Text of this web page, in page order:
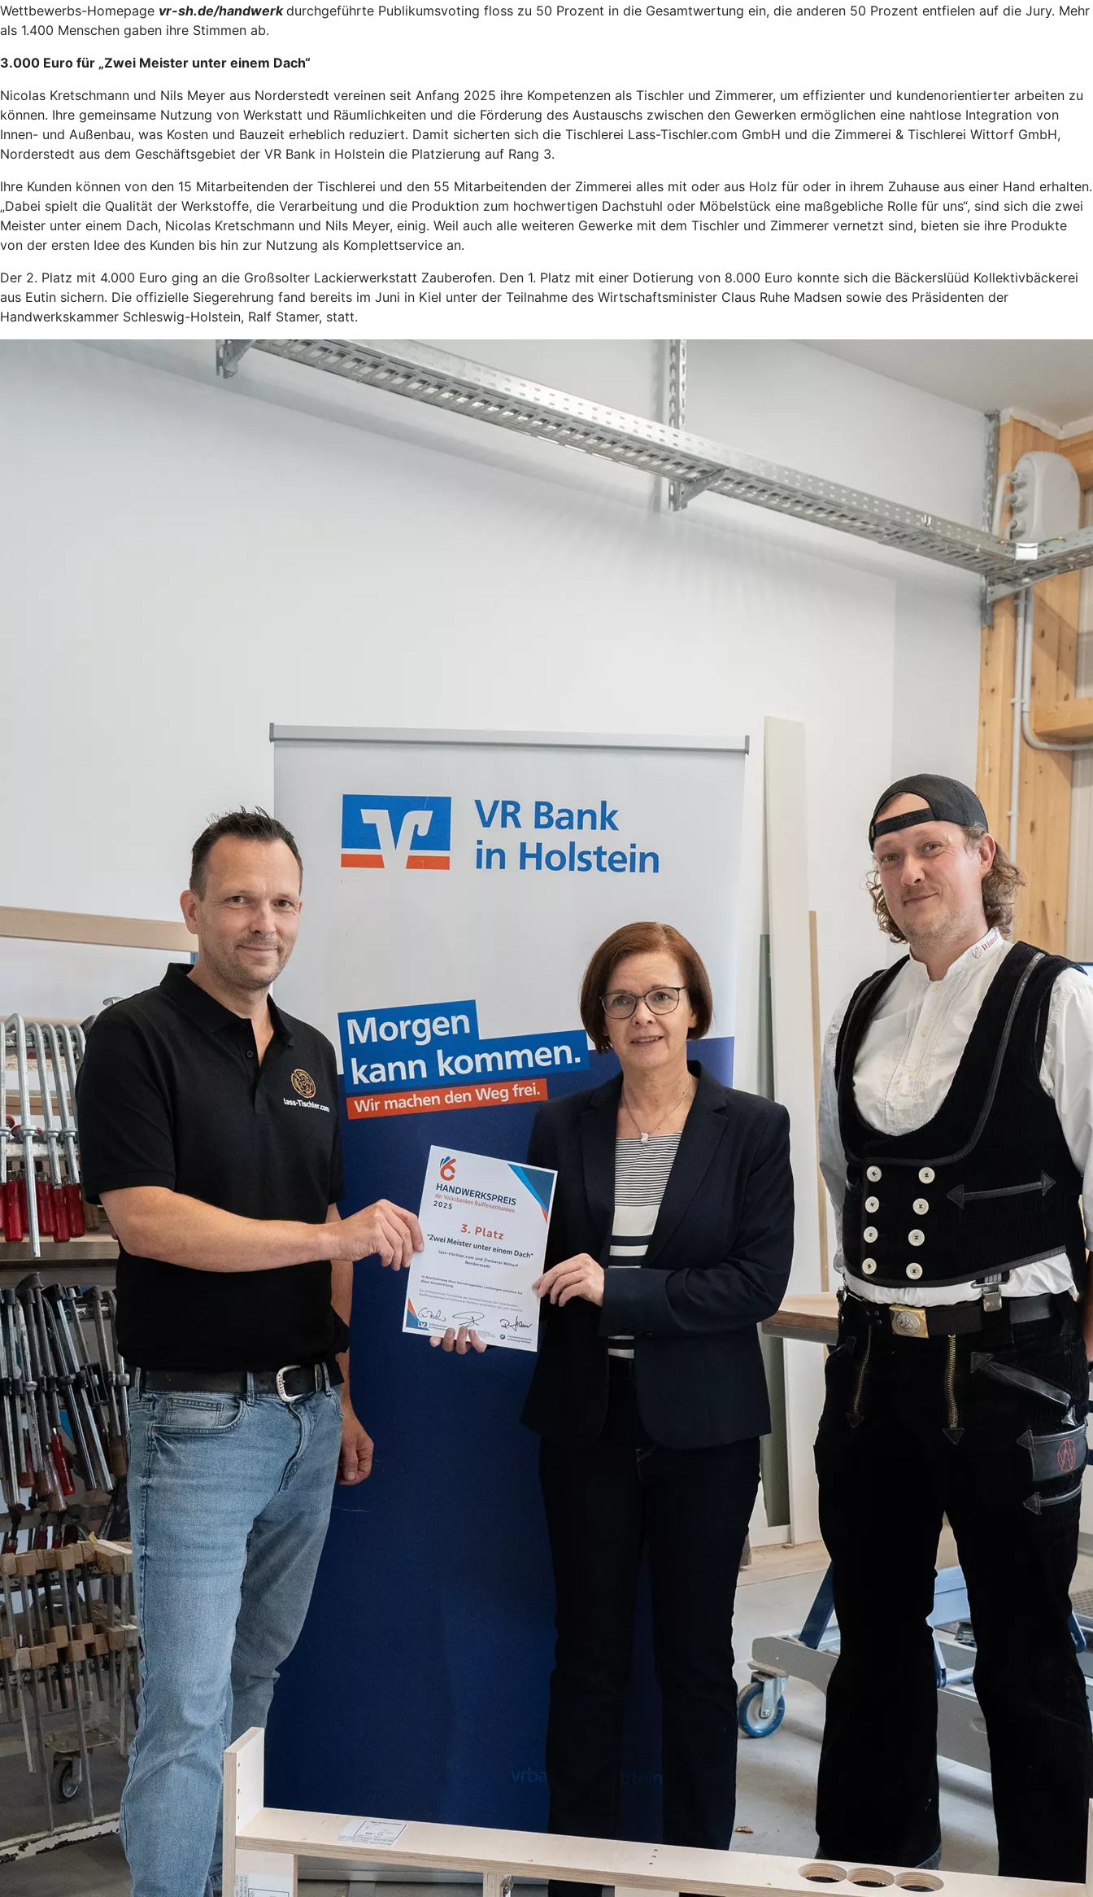
Wettbewerbs-Homepage vr-sh.de/handwerkdurchgeführte Publikumsvoting floss zu 50 Prozent in die Gesamtwertung ein, die anderen 50 Prozent entfielen auf die Jury. Mehr
als 1.400 Menschen gaben ihre Stimmen ab.
3.000 Euro für „Zwei Meister unter einem Dach“
Nicolas Kretschmann und Nils Meyer aus Norderstedt vereinen seit Anfang 2025 ihre Kompetenzen als Tischler und Zimmerer, um effizienter und kundenorientierter arbeiten zu
können. Ihre gemeinsame Nutzung von Werkstatt und Räumlichkeiten und die Förderung des Austauschs zwischen den Gewerken ermöglichen eine nahtlose Integration von
Innen- und Außenbau, was Kosten und Bauzeit erheblich reduziert. Damit sicherten sich die Tischlerei Lass-Tischler.com GmbH und die Zimmerei & Tischlerei Wittorf GmbH,
Norderstedt aus dem Geschäftsgebiet der VR Bank in Holstein die Platzierung auf Rang 3.
Ihre Kunden können von den 15 Mitarbeitenden der Tischlerei und den 55 Mitarbeitenden der Zimmerei alles mit oder aus Holz für oder in ihrem Zuhause aus einer Hand erhalten.
„Dabei spielt die Qualität der Werkstoffe, die Verarbeitung und die Produktion zum hochwertigen Dachstuhl oder Möbelstück eine maßgebliche Rolle für uns“, sind sich die zwei
Meister unter einem Dach, Nicolas Kretschmann und Nils Meyer, einig. Weil auch alle weiteren Gewerke mit dem Tischler und Zimmerer vernetzt sind, bieten sie ihre Produkte
von der ersten Idee des Kunden bis hin zur Nutzung als Komplettservice an.
Der 2. Platz mit 4.000 Euro ging an die Großsolter Lackierwerkstatt Zauberofen. Den 1. Platz mit einer Dotierung von 8.000 Euro konnte sich die Bäckerslüüd Kollektivbäckerei
aus Eutin sichern. Die offizielle Siegerehrung fand bereits im Juni in Kiel unter der Teilnahme des Wirtschaftsminister Claus Ruhe Madsen sowie des Präsidenten der
Handwerkskammer Schleswig-Holstein, Ralf Stamer, statt.